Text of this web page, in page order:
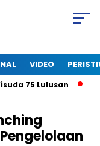
VIDEO
75 Lulusan Ikut